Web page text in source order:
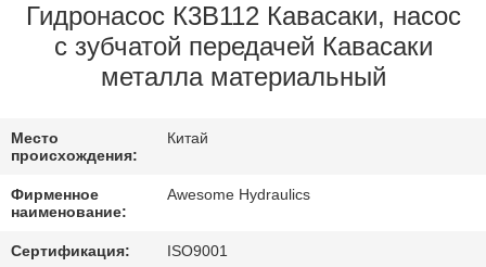
ПРОВЕРКА
КАЧЕСТВА
СВЯЖИТЕСЬ
МЫ
НОВОСТИ
Гидронасос К3В112 Кавасаки, насос
с зубчатой передачей Кавасаки
металла материальный
Место
происхождения:
Китай
Фирменное
наименование:
Awesome Hydraulics
Сертификация: ISO9001